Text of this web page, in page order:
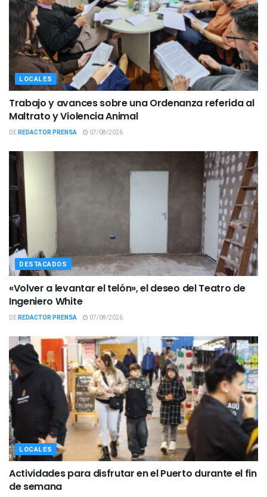
LOCALES
Trabajo y avances sobre una Ordenanza referida al
Maltrato y Violencia Animal
DEREDACTOR PRENSA 07/08/2026
DESTACADOS
«Volver a levantar el telón», el deseo del Teatro de
Ingeniero White
DEREDACTOR PRENSA 07/08/2026
LOCALES
Actividades para disfrutar en el Puerto durante el fin
de semana